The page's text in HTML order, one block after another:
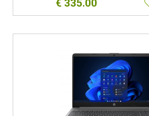
€ 335.00